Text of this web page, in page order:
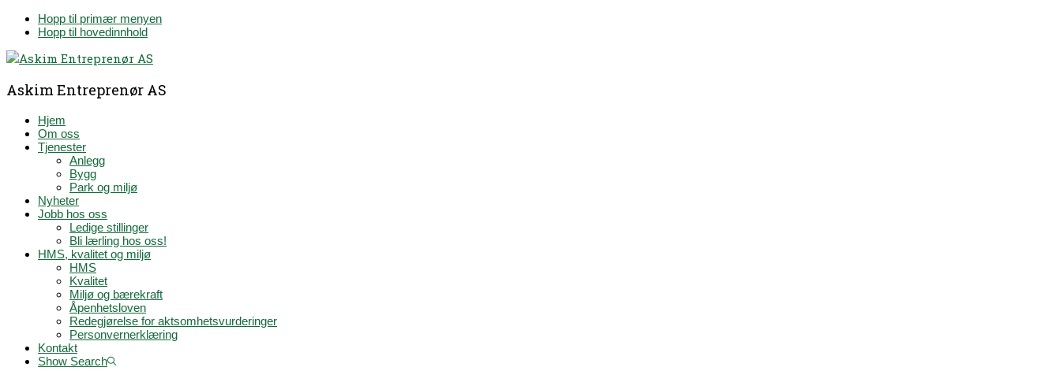
Hopp til primær menyen
Hopp til hovedinnhold
Askim Entreprenør AS
Hjem
Om oss
Tjenester
Anlegg
Bygg
Park og miljø
Nyheter
Jobb hos oss
Ledige stillinger
Bli lærling hos oss!
HMS, kvalitet og miljø
HMS
Kvalitet
Miljø og bærekraft
Åpenhetsloven
Redegjørelse for aktsomhetsvurderinger
Personvernerklæring
Kontakt
Show Search